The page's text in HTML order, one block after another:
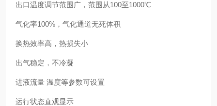
出口温度调节范围广，范围从100至1000℃
气化率100%，气化通道无死体积
换热效率高，热损失小
出气稳定，不冷凝
进液流量 温度等参数可设置
运行状态直观显示